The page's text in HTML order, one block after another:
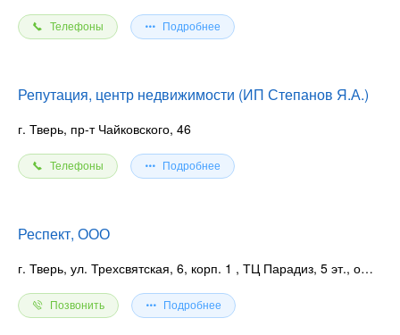
Телефоны Подробнее
Репутация, центр недвижимости (ИП Степанов Я.А.)
г. Тверь, пр-т Чайковского, 46
Телефоны Подробнее
Респект, ООО
г. Тверь, ул. Трехсвятская, 6, корп. 1 , ТЦ Парадиз, 5 эт., оф. 506
Позвонить Подробнее